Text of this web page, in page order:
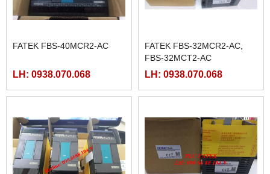
FATEK FBS-40MCR2-AC
LH: 0938.070.068
FATEK FBS-32MCR2-AC,
FBS-32MCT2-AC
LH: 0938.070.068